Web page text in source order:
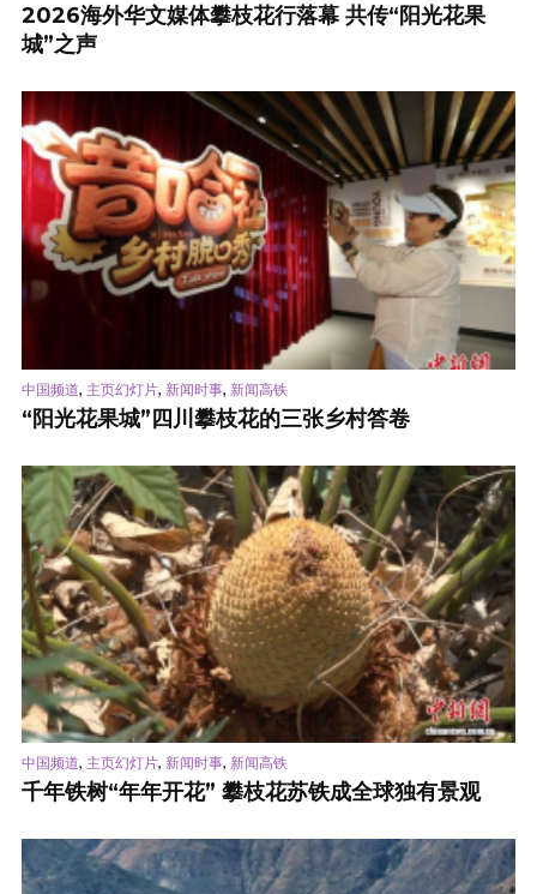
2026海外华文媒体攀枝花行落幕 共传“阳光花果
城”之声
中国频道, 主页幻灯片, 新闻时事, 新闻高铁
“阳光花果城”四川攀枝花的三张乡村答卷
中国频道, 主页幻灯片, 新闻时事, 新闻高铁
千年铁树“年年开花” 攀枝花苏铁成全球独有景观